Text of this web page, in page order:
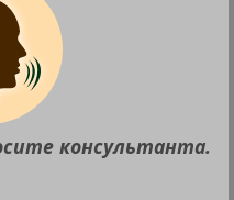
консультанта.